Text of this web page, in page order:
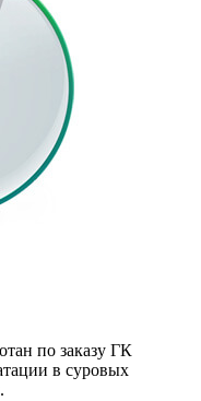
по заказу ГК
в суровых